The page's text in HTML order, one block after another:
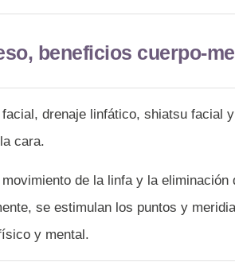
beneficios cuerpo-
drenaje linfático, shiatsu facial
cara.
de la linfa y la eliminación
se estimulan los puntos y
y mental.